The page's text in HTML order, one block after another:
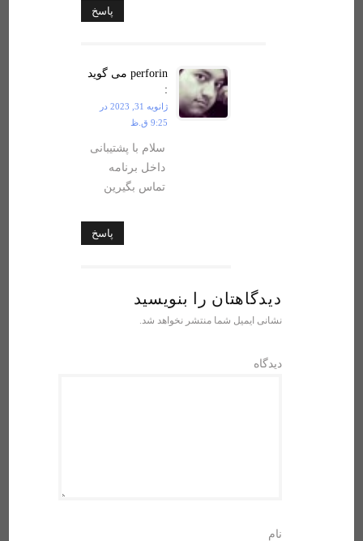
پاسخ
perforin می گوید
:
ژانویه 31, 2023 در
9:25 ق.ظ
سلام با پشتیبانی
داخل برنامه
تماس بگیرین
پاسخ
دیدگاهتان را بنویسید
نشانی ایمیل شما منتشر نخواهد شد.
دیدگاه
نام